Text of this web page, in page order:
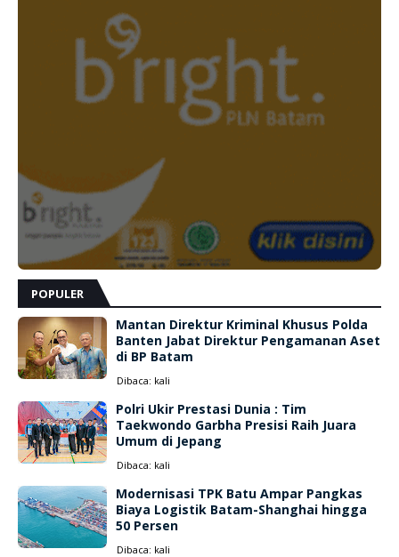
POPULER
Mantan Direktur Kriminal Khusus Polda
Banten Jabat Direktur Pengamanan Aset
di BP Batam
Dibaca: kali
Polri Ukir Prestasi Dunia : Tim
Taekwondo Garbha Presisi Raih Juara
Umum di Jepang
Dibaca: kali
Modernisasi TPK Batu Ampar Pangkas
Biaya Logistik Batam-Shanghai hingga
50 Persen
Dibaca: kali